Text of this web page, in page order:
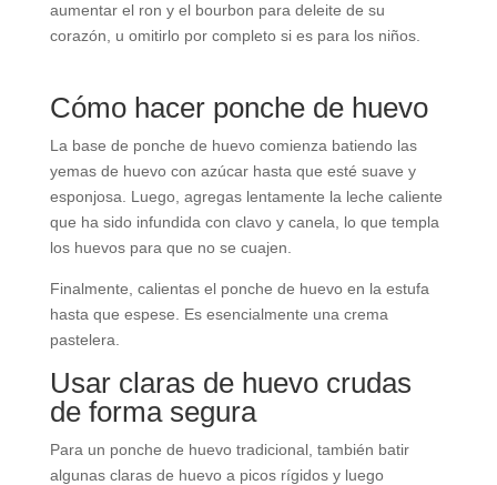
aumentar el ron y el bourbon para deleite de su
corazón, u omitirlo por completo si es para los niños.
Cómo hacer ponche de huevo
La base de ponche de huevo comienza batiendo las
yemas de huevo con azúcar hasta que esté suave y
esponjosa. Luego, agregas lentamente la leche caliente
que ha sido infundida con clavo y canela, lo que templa
los huevos para que no se cuajen.
Finalmente, calientas el ponche de huevo en la estufa
hasta que espese. Es esencialmente una crema
pastelera.
Usar claras de huevo crudas
de forma segura
Para un ponche de huevo tradicional, también batir
algunas claras de huevo a picos rígidos y luego